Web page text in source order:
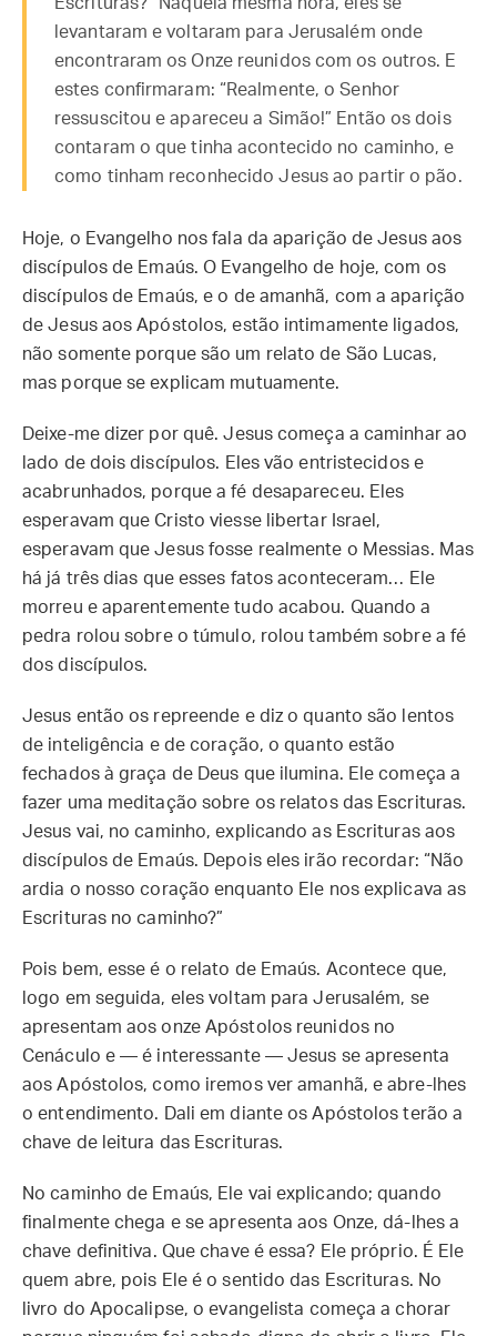
levantaram e voltaram para Jerusalém onde
encontraram os Onze reunidos com os outros. E
estes confirmaram: “Realmente, o Senhor
ressuscitou e apareceu a Simão!” Então os dois
contaram o que tinha acontecido no caminho, e
como tinham reconhecido Jesus ao partir o pão.
Hoje, o Evangelho nos fala da aparição de Jesus aos
discípulos de Emaús. O Evangelho de hoje, com os
discípulos de Emaús, e o de amanhã, com a aparição
de Jesus aos Apóstolos, estão intimamente ligados,
não somente porque são um relato de São Lucas,
mas porque se explicam mutuamente.
Deixe-me dizer por quê. Jesus começa a caminhar ao
lado de dois discípulos. Eles vão entristecidos e
acabrunhados, porque a fé desapareceu. Eles
esperavam que Cristo viesse libertar Israel,
esperavam que Jesus fosse realmente o Messias. Mas
há já três dias que esses fatos aconteceram… Ele
morreu e aparentemente tudo acabou. Quando a
pedra rolou sobre o túmulo, rolou também sobre a fé
dos discípulos.
Jesus então os repreende e diz o quanto são lentos
de inteligência e de coração, o quanto estão
fechados à graça de Deus que ilumina. Ele começa a
fazer uma meditação sobre os relatos das Escrituras.
Jesus vai, no caminho, explicando as Escrituras aos
discípulos de Emaús. Depois eles irão recordar: “Não
ardia o nosso coração enquanto Ele nos explicava as
Escrituras no caminho?”
Pois bem, esse é o relato de Emaús. Acontece que,
logo em seguida, eles voltam para Jerusalém, se
apresentam aos onze Apóstolos reunidos no
Cenáculo e — é interessante — Jesus se apresenta
aos Apóstolos, como iremos ver amanhã, e abre-lhes
o entendimento. Dali em diante os Apóstolos terão a
chave de leitura das Escrituras.
No caminho de Emaús, Ele vai explicando; quando
finalmente chega e se apresenta aos Onze, dá-lhes a
chave definitiva. Que chave é essa? Ele próprio. É Ele
quem abre, pois Ele é o sentido das Escrituras. No
livro do Apocalipse, o evangelista começa a chorar